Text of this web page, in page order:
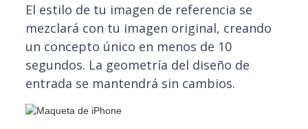
El estilo de tu imagen de referencia se
mezclará con tu imagen original, creando
un concepto único en menos de 10
segundos. La geometría del diseño de
entrada se mantendrá sin cambios.